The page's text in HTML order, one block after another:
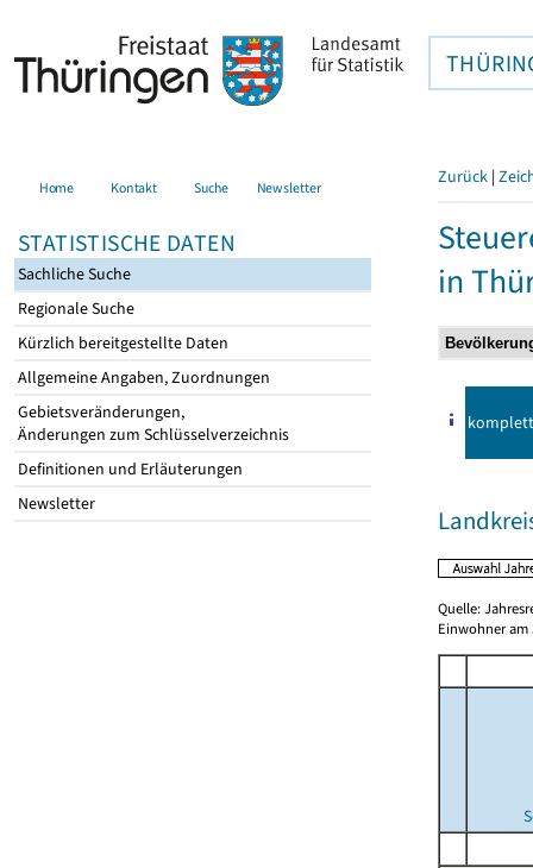
Home Kontakt Suche Newsletter
STATISTISCHE DATEN
Sachliche Suche
Regionale Suche
Kürzlich bereitgestellte Daten
Allgemeine Angaben, Zuordnungen
Gebietsveränderungen,
Änderungen zum Schlüsselverzeichnis
Definitionen und Erläuterungen
Newsletter
Zurück |
in
komplett
Quelle:
Einwohner am